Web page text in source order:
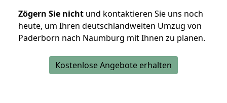
Zögern Sie nicht und kontaktieren Sie uns noch
heute, um Ihren deutschlandweiten Umzug von
Paderborn nach Naumburg mit Ihnen zu planen.
Kostenlose Angebote erhalten